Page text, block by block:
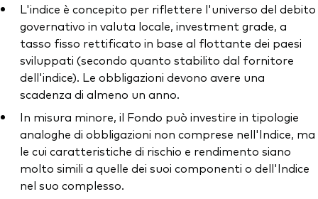
L'indice è concepito per riflettere l'universo del debito
governativo in valuta locale, investment grade, a
tasso fisso rettificato in base al flottante dei paesi
sviluppati (secondo quanto stabilito dal fornitore
dell'indice). Le obbligazioni devono avere una
scadenza di almeno un anno.
In misura minore, il Fondo può investire in tipologie
analoghe di obbligazioni non comprese nell'Indice, ma
le cui caratteristiche di rischio e rendimento siano
molto simili a quelle dei suoi componenti o dell'Indice
nel suo complesso.